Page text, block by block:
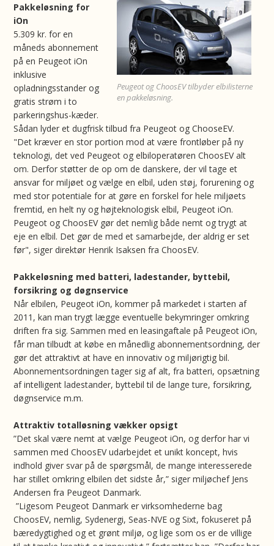
Peugeot og ChoosEV tilbyder elbilisterne
en pakkeløsning.
Pakkeløsning for
iOn
5.309 kr. for en
måneds abonnement
på en Peugeot iOn
inklusive
opladningsstander og
gratis strøm i to
parkeringshus-kæder.
Sådan lyder et dugfrisk tilbud fra Peugeot og ChooseEV.
"Det kræver en stor portion mod at være frontløber på ny
teknologi, det ved Peugeot og elbiloperatøren ChoosEV alt
om. Derfor støtter de op om de danskere, der vil tage et
ansvar for miljøet og vælge en elbil, uden støj, forurening og
med stor potentiale for at gøre en forskel for hele miljøets
fremtid, en helt ny og højteknologisk elbil, Peugeot iOn.
Peugeot og ChoosEV gør det nemlig både nemt og trygt at
eje en elbil. Det gør de med et samarbejde, der aldrig er set
før", siger direktør Henrik Isaksen fra ChoosEV.
Pakkeløsning med batteri, ladestander, byttebil,
forsikring og døgnservice
Når elbilen, Peugeot iOn, kommer på markedet i starten af
2011, kan man trygt lægge eventuelle bekymringer omkring
driften fra sig. Sammen med en leasingaftale på Peugeot iOn,
får man tilbudt at købe en månedlig abonnementsordning, der
gør det attraktivt at have en innovativ og miljørigtig bil.
Abonnementsordningen tager sig af alt, fra batteri, opsætning
af intelligent ladestander, byttebil til de lange ture, forsikring,
døgnservice m.m.
Attraktiv totalløsning vækker opsigt
”Det skal være nemt at vælge Peugeot iOn, og derfor har vi
sammen med ChoosEV udarbejdet et unikt koncept, hvis
indhold giver svar på de spørgsmål, de mange interesserede
har stillet omkring elbilen det sidste år,” siger miljøchef Jens
Andersen fra Peugeot Danmark.
”Ligesom Peugeot Danmark er virksomhederne bag
ChoosEV, nemlig, Sydenergi, Seas-NVE og Sixt, fokuseret på
bæredygtighed og et grønt miljø, og lige som os er de villige